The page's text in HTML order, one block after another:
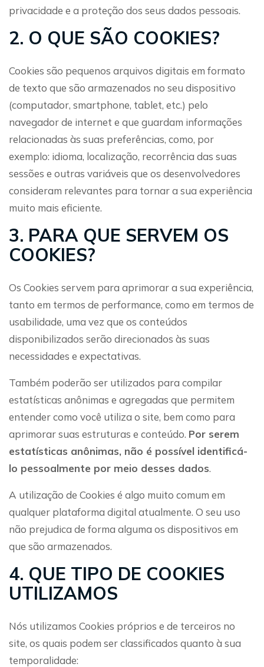
privacidade e a proteção dos seus dados pessoais.
2. O QUE SÃO COOKIES?
Cookies são pequenos arquivos digitais em formato
de texto que são armazenados no seu dispositivo
(computador, smartphone, tablet, etc.) pelo
navegador de internet e que guardam informações
relacionadas às suas preferências, como, por
exemplo: idioma, localização, recorrência das suas
sessões e outras variáveis que os desenvolvedores
consideram relevantes para tornar a sua experiência
muito mais eficiente.
3. PARA QUE SERVEM OS
COOKIES?
Os Cookies servem para aprimorar a sua experiência,
tanto em termos de performance, como em termos de
usabilidade, uma vez que os conteúdos
disponibilizados serão direcionados às suas
necessidades e expectativas.
Também poderão ser utilizados para compilar
estatísticas anônimas e agregadas que permitem
entender como você utiliza o site, bem como para
aprimorar suas estruturas e conteúdo. Por serem
estatísticas anônimas, não é possível identificá-
lo pessoalmente por meio desses dados.
A utilização de Cookies é algo muito comum em
qualquer plataforma digital atualmente. O seu uso
não prejudica de forma alguma os dispositivos em
que são armazenados.
4. QUE TIPO DE COOKIES
UTILIZAMOS
Nós utilizamos Cookies próprios e de terceiros no
site, os quais podem ser classificados quanto à sua
temporalidade: